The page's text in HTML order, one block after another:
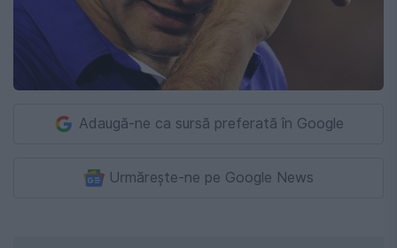
Adaugă-ne ca sursă preferată în Google
Urmărește-ne pe Google News